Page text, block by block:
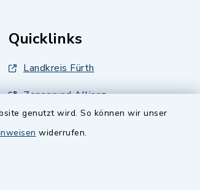
genutzt wird. So können wir unser
widerrufen.
Quicklinks
Landkreis Fürth
Zenngrund Allianz
Dillenberggruppe